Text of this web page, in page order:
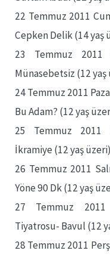
22 Temmuz 2011
Cepken Delik (14 yaş
23 Temmuz 2011
Münasebetsiz (12 yaş
24 Temmuz 2011
Bu Adam? (12 yaş
25 Temmuz 2011
İkramiye (12 yaş üzeri)
26 Temmuz 2011
Yöne 90 Dk (12 yaş
27 Temmuz 2011
Tiyatrosu- Bavul (12
28 Temmuz 2011